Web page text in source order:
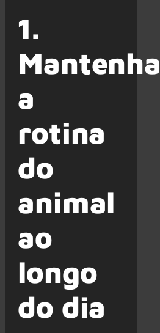
1.
Mantenha
a
rotina
do
animal
ao
longo
do dia